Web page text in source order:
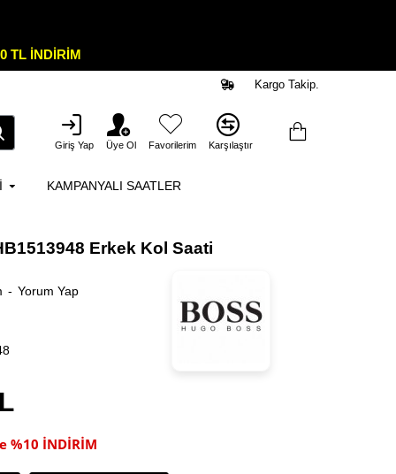
TL İNDİRİM
Kargo Takip.
Giriş Yap Üye Ol Favorilerim Karşılaştır
KAMPANYALI SAATLER
Erkek Kol Saati
- Yorum Yap
%10 İNDİRİM